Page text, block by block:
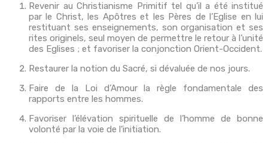
Revenir au Christianisme Primitif tel qu’il a été institué
par le Christ, les Apôtres et les Pères de l’Eglise en lui
restituant ses enseignements, son organisation et ses
rites originels, seul moyen de permettre le retour à l’unité
des Eglises ; et favoriser la conjonction Orient-Occident.
Restaurer la notion du Sacré, si dévaluée de nos jours.
Faire de la Loi d’Amour la règle fondamentale des
rapports entre les hommes.
Favoriser l’élévation spirituelle de l’homme de bonne
volonté par la voie de l’initiation.